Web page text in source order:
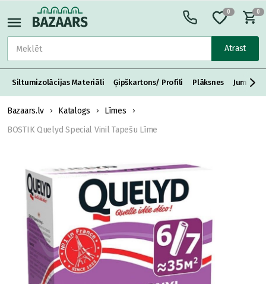
Atrast
0 0
Siltumizolācijas Materiāli Ģipškartons/ Profili Plāksnes Jumta
Bazaars.lv Katalogs
Līmes
BOSTIK Quelyd Special Vinil Tapešu Līme